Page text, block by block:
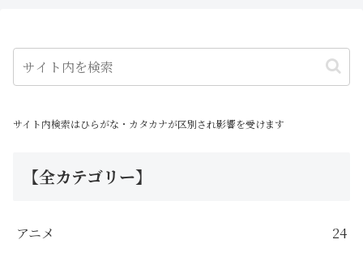
サイト内検索はひらがな・カタカナが区別され影響を受けます
【全カテゴリー】
アニメ 24